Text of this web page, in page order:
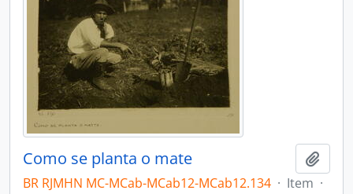
Como se planta o mate
BR RJMHN MC-MCab-MCab12-MCab12.134 · Item ·